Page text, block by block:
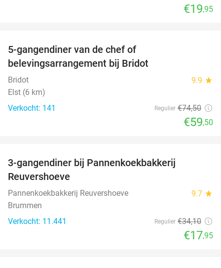
€19,95
5-gangendiner van de chef of
belevingsarrangement bij Bridot
Bridot 9.9 star
Elst (6 km)
Verkocht: 141
Regulier €74,50
€59,50
3-gangendiner bij Pannenkoekbakkerij
Reuvershoeve
Pannenkoekbakkerij Reuvershoeve 9.7 star
Brummen
Verkocht: 11.441
Regulier €34,10
€17,95